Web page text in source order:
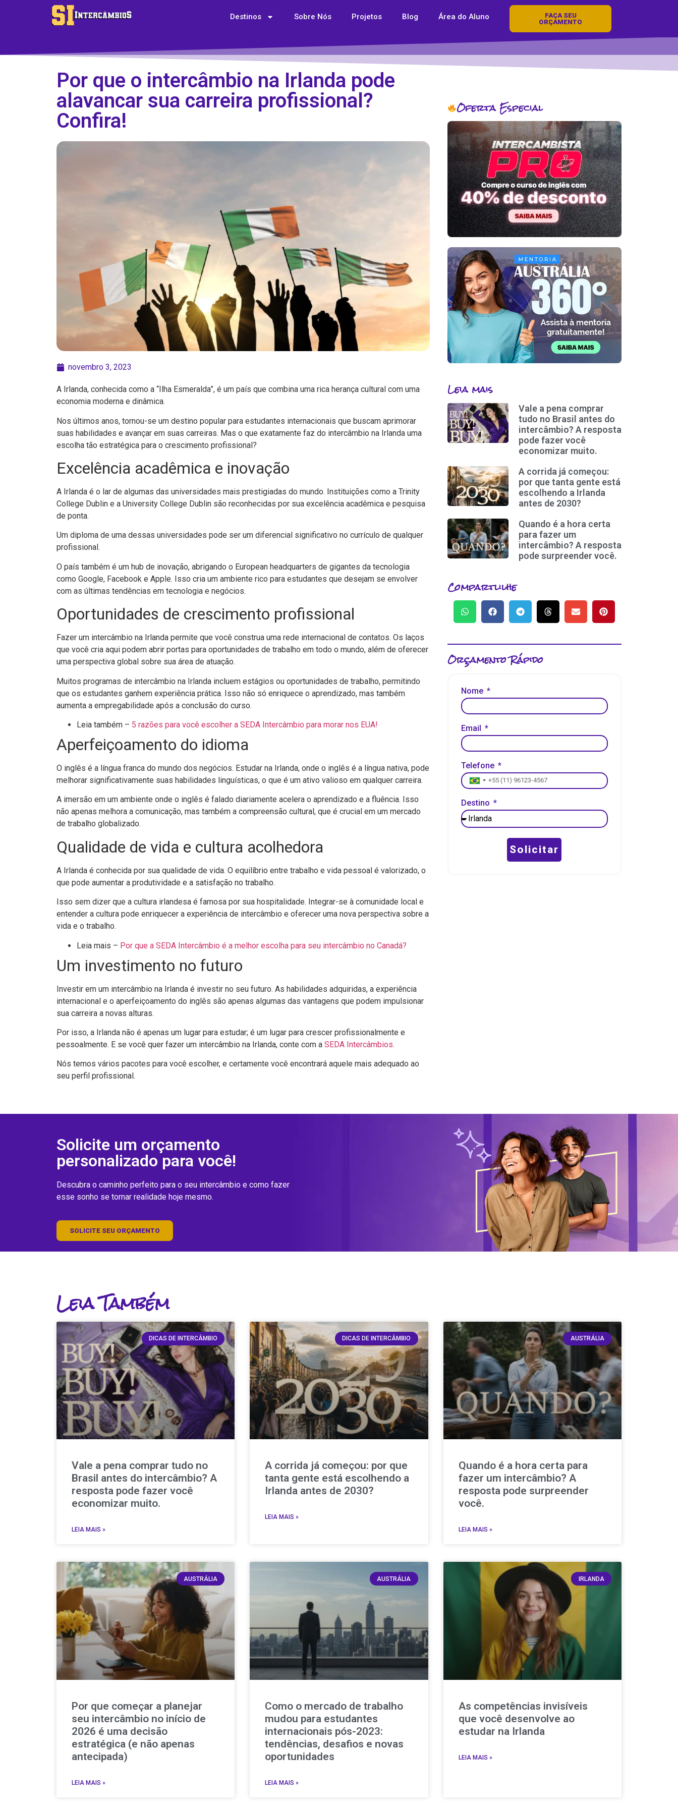
Destinos Sobre Nós Projetos Blog Área do Aluno
FAÇA SEU
ORÇAMENTO
Por que o intercâmbio na Irlanda pode
alavancar sua carreira profissional?
Confira!
novembro 3, 2023
A Irlanda, conhecida como a “Ilha Esmeralda”, é um país que combina uma rica herança cultural com uma
economia moderna e dinâmica.
Nos últimos anos, tornou-se um destino popular para estudantes internacionais que buscam aprimorar
suas habilidades e avançar em suas carreiras. Mas o que exatamente faz do intercâmbio na Irlanda uma
escolha tão estratégica para o crescimento profissional?
Excelência acadêmica e inovação
A Irlanda é o lar de algumas das universidades mais prestigiadas do mundo. Instituições como a Trinity
College Dublin e a University College Dublin são reconhecidas por sua excelência acadêmica e pesquisa
de ponta.
Um diploma de uma dessas universidades pode ser um diferencial significativo no currículo de qualquer
profissional.
O país também é um hub de inovação, abrigando o European headquarters de gigantes da tecnologia
como Google, Facebook e Apple. Isso cria um ambiente rico para estudantes que desejam se envolver
com as últimas tendências em tecnologia e negócios.
Oportunidades de crescimento profissional
Fazer um intercâmbio na Irlanda permite que você construa uma rede internacional de contatos. Os laços
que você cria aqui podem abrir portas para oportunidades de trabalho em todo o mundo, além de oferecer
uma perspectiva global sobre sua área de atuação.
Muitos programas de intercâmbio na Irlanda incluem estágios ou oportunidades de trabalho, permitindo
que os estudantes ganhem experiência prática. Isso não só enriquece o aprendizado, mas também
aumenta a empregabilidade após a conclusão do curso.
Leia também – 5 razões para você escolher a SEDA Intercâmbio para morar nos EUA!
Aperfeiçoamento do idioma
O inglês é a língua franca do mundo dos negócios. Estudar na Irlanda, onde o inglês é a língua nativa, pode
melhorar significativamente suas habilidades linguísticas, o que é um ativo valioso em qualquer carreira.
A imersão em um ambiente onde o inglês é falado diariamente acelera o aprendizado e a fluência. Isso
não apenas melhora a comunicação, mas também a compreensão cultural, que é crucial em um mercado
de trabalho globalizado.
Qualidade de vida e cultura acolhedora
A Irlanda é conhecida por sua qualidade de vida. O equilíbrio entre trabalho e vida pessoal é valorizado, o
que pode aumentar a produtividade e a satisfação no trabalho.
Isso sem dizer que a cultura irlandesa é famosa por sua hospitalidade. Integrar-se à comunidade local e
entender a cultura pode enriquecer a experiência de intercâmbio e oferecer uma nova perspectiva sobre a
vida e o trabalho.
Leia mais – Por que a SEDA Intercâmbio é a melhor escolha para seu intercâmbio no Canadá?
Um investimento no futuro
Investir em um intercâmbio na Irlanda é investir no seu futuro. As habilidades adquiridas, a experiência
internacional e o aperfeiçoamento do inglês são apenas algumas das vantagens que podem impulsionar
sua carreira a novas alturas.
Por isso, a Irlanda não é apenas um lugar para estudar; é um lugar para crescer profissionalmente e
pessoalmente. E se você quer fazer um intercâmbio na Irlanda, conte com a SEDA Intercâmbios.
Nós temos vários pacotes para você escolher, e certamente você encontrará aquele mais adequado ao
seu perfil profissional.
Oferta Especial
Leia mais
Vale a pena comprar
tudo no Brasil antes do
intercâmbio? A resposta
pode fazer você
economizar muito.
A corrida já começou:
por que tanta gente está
escolhendo a Irlanda
antes de 2030?
Quando é a hora certa
para fazer um
intercâmbio? A resposta
pode surpreender você.
Compartlilhe
Orçamento Rápido
Nome
Email
Telefone
Brazil +55
Destino
Solicitar
Solicite um orçamento
personalizado para você!
Descubra o caminho perfeito para o seu intercâmbio e como fazer
esse sonho se tornar realidade hoje mesmo.
SOLICITE SEU ORÇAMENTO
Leia Também
DICAS DE INTERCÂMBIO
Vale a pena comprar tudo no
Brasil antes do intercâmbio? A
resposta pode fazer você
economizar muito.
LEIA MAIS »
DICAS DE INTERCÂMBIO
A corrida já começou: por que
tanta gente está escolhendo a
Irlanda antes de 2030?
LEIA MAIS »
AUSTRÁLIA
Quando é a hora certa para
fazer um intercâmbio? A
resposta pode surpreender
você.
LEIA MAIS »
AUSTRÁLIA
Por que começar a planejar
seu intercâmbio no início de
2026 é uma decisão
estratégica (e não apenas
antecipada)
LEIA MAIS »
AUSTRÁLIA
Como o mercado de trabalho
mudou para estudantes
internacionais pós-2023:
tendências, desafios e novas
oportunidades
LEIA MAIS »
IRLANDA
As competências invisíveis
que você desenvolve ao
estudar na Irlanda
LEIA MAIS »